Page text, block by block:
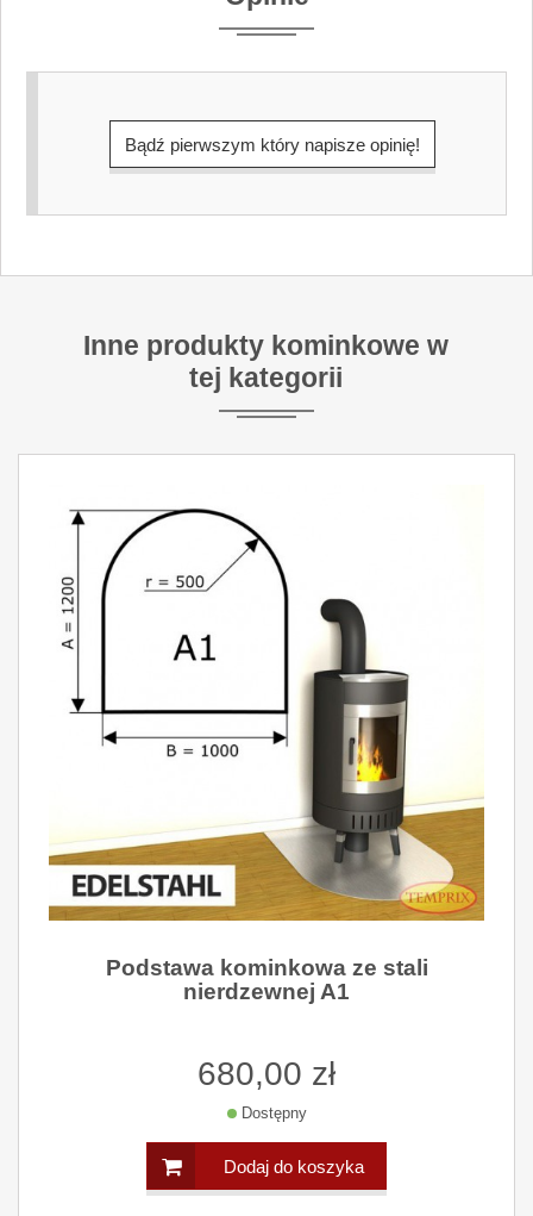
nowoczesny wygląd. Wybór zależy od
Bądź pierwszym który napisze opinię!
Inne produkty kominkowe w
tej kategorii
Podstawa kominkowa ze stali
nierdzewnej A1
680,00 zł
Dostępny
Dodaj do koszyka